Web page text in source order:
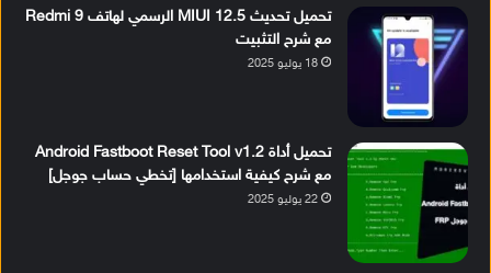
تحميل تحديث MIUI 12.5 الرسمي لهاتف Redmi 9
مع شرح التثبيت
18 يوليو 2025
تحميل أداة Android Fastboot Reset Tool v1.2
مع شرح كيفية استخدامها [تخطي حساب جوجل]
22 يوليو 2025